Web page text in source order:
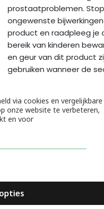
prostaatproblemen.
ongewenste
product en raadpleeg je
bereik van kinderen
en geur van dit product
gebruiken wanneer de
DISCLAIMER
Hoewel Bardolino
nauwkeurigheid van
informatie te
productiewijzigingen in
ingrediënten mogelijk
onze site. Hoewel
via cookies en vergelijkbare
onze website te verbeteren,
en voor